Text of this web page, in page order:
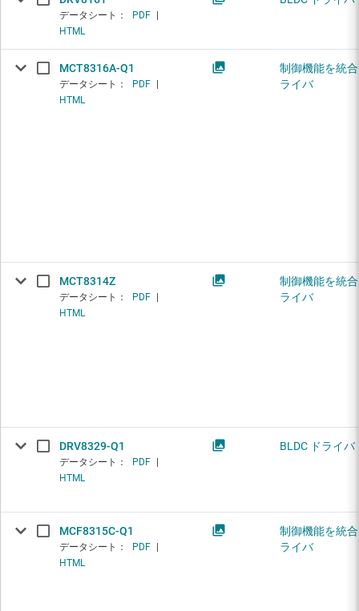
データシート： PDF
HTML
MCT8316A-Q1
データシート： PDF
HTML
制御機能を統
ライバ
MCT8314Z
データシート： PDF
HTML
制御機能を統
ライバ
DRV8329-Q1
データシート： PDF
HTML
BLDC ドライバ
MCF8315C-Q1
データシート： PDF
HTML
制御機能を統
ライバ